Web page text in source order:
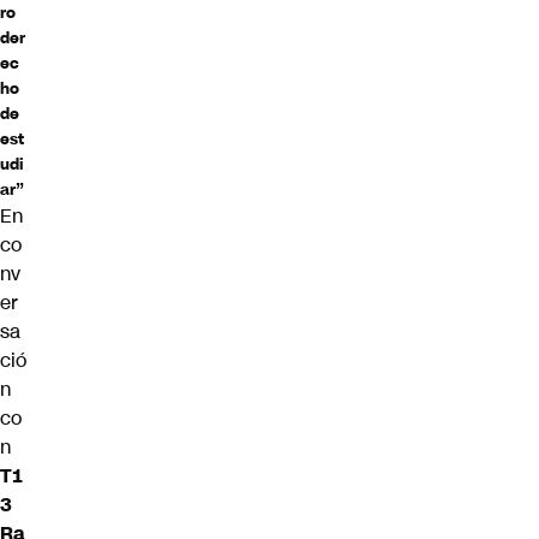
ro
der
ec
ho
de
est
udi
ar”
En
co
nv
er
sa
ció
n
co
n
T1
3
Ra